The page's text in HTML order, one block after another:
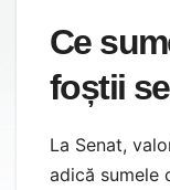
Ce
foștii
La Senat,
adică sumele